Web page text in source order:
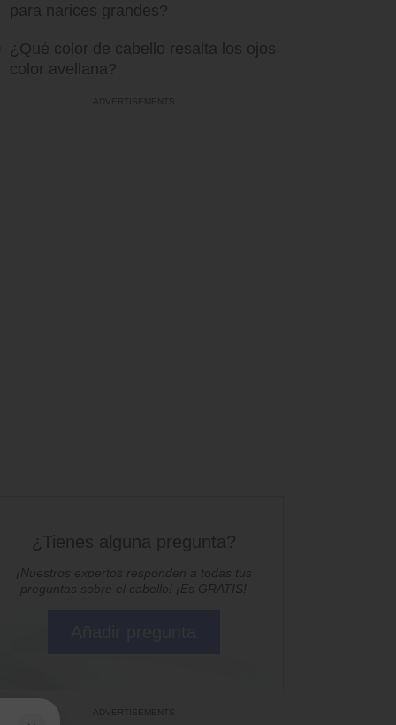
para narices grandes?
¿Qué color de cabello resalta los ojos
color avellana?
¿Tienes alguna pregunta?
¡Nuestros expertos responden a todas tus
preguntas sobre el cabello! ¡Es GRATIS!